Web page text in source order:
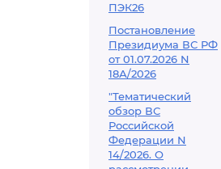
ПЭК26
Постановление
Президиума ВС РФ
от 01.07.2026 N
18А/2026
"Тематический
обзор ВС
Российской
Федерации N
14/2026. О